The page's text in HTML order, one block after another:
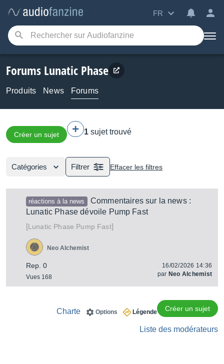
FR
Forums Lunatic Phase
Produits News Forums
Créer un sujet 1 sujet trouvé
Catégories Filtrer Effacer les filtres
réactions à la news
Commentaires sur la news :
Lunatic Phase dévoile Pump Fast
[Lunatic Phase Pump Fast]
Rep. 0
Vues 168
Neo Alchemist
16/02/2026 14:36
par Neo Alchemist
Créer un sujet
Légende
Options
Charte
Liste des modérateurs